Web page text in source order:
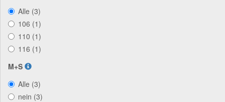
Alle (3)
106 (1)
110 (1)
116 (1)
M+S
Alle (3)
nein (3)